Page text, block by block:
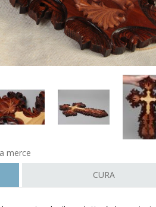
merce
CURA